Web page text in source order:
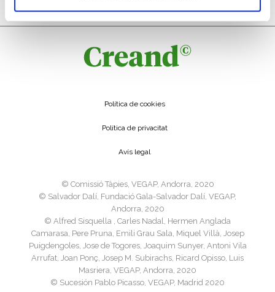
Política de cookies
Política de privacitat
Avís legal
©️ Comissió Tàpies, VEGAP, Andorra, 2020
©️ Salvador Dalí, Fundació Gala-Salvador Dalí, VEGAP,
Andorra, 2020
©️ Alfred Sisquella , Carles Nadal, Hermen Anglada
Camarasa, Pere Pruna, Emili Grau Sala, Miquel Villà, Josep
Puigdengoles, Jose de Togores, Joaquim Sunyer, Antoni Vila
Arrufat, Joan Ponç, Josep M. Subirachs, Ricard Opisso, Luis
Masriera, VEGAP, Andorra, 2020
©️ Sucesión Pablo Picasso, VEGAP, Madrid 2020